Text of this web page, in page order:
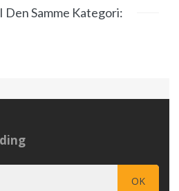
Samme Kategori: